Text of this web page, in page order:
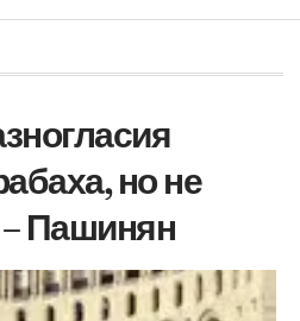
но не
– Пашинян